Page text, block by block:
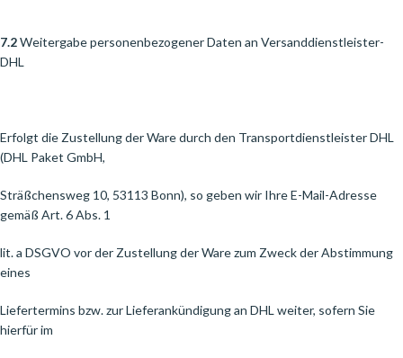
7.2Weitergabe personenbezogener Daten an Versanddienstleister-
DHL
Erfolgt die Zustellung der Ware durch den Transportdienstleister DHL
(DHL Paket GmbH,
Sträßchensweg 10, 53113 Bonn), so geben wir Ihre E-Mail-Adresse
gemäß Art. 6 Abs. 1
lit. a DSGVO vor der Zustellung der Ware zum Zweck der Abstimmung
eines
Liefertermins bzw. zur Lieferankündigung an DHL weiter, sofern Sie
hierfür im